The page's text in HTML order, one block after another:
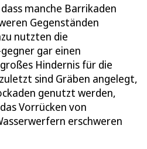
manche Barrikaden
Gegenständen
nutzten die
gar einen
Hindernis für die
sind Gräben angelegt,
genutzt werden,
Vorrücken von
erschweren